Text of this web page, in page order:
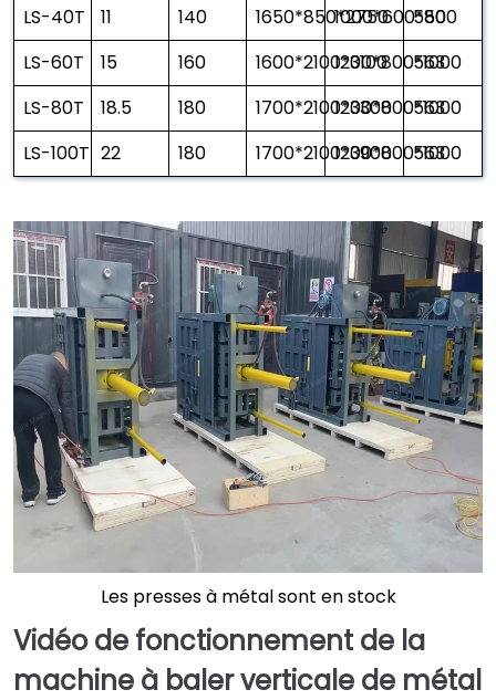
LS-40T
11 140 1650*850*27501000*600*800
550
LS-60T
15 160 1600*2100*31001200*800*1000
563
LS-80T
18.5 180 1700*2100*33001200*800*1000
563
LS-100T 22 180 1700*2100*39001200*800*1000
563
Les presses à métal sont en stock
Vidéo de fonctionnement de la
machine à baler verticale de métal